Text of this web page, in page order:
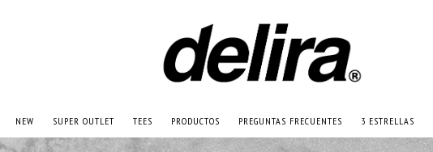
NEW SUPER OUTLET TEES PRODUCTOS PREGUNTAS FRECUENTES 3 ESTRELLAS